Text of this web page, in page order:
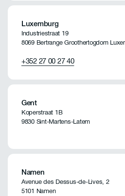
Luxemburg
Industriestraat 19
8069 Bertrange Groothertogdom
+352 27 00 27 40
Gent
Koperstraat 1B
9830 Sint-Martens-Latem
Namen
Avenue des Dessus-de-Lives, 2
5101 Namen